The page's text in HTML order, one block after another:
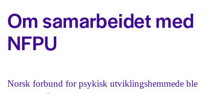
Om samarbeidet med
NFPU
Norsk forbund for psykisk utviklingshemmede ble